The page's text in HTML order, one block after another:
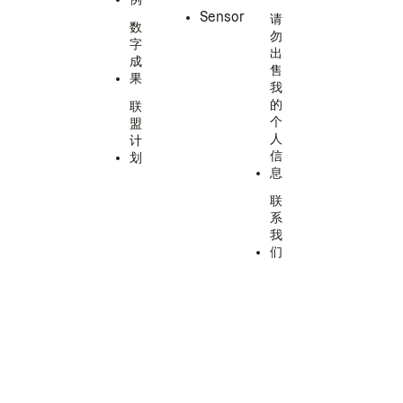
数
字
成
果
联
盟
计
划
Sensor
请
勿
出
售
我
的
个
人
信
息
联
系
我
们